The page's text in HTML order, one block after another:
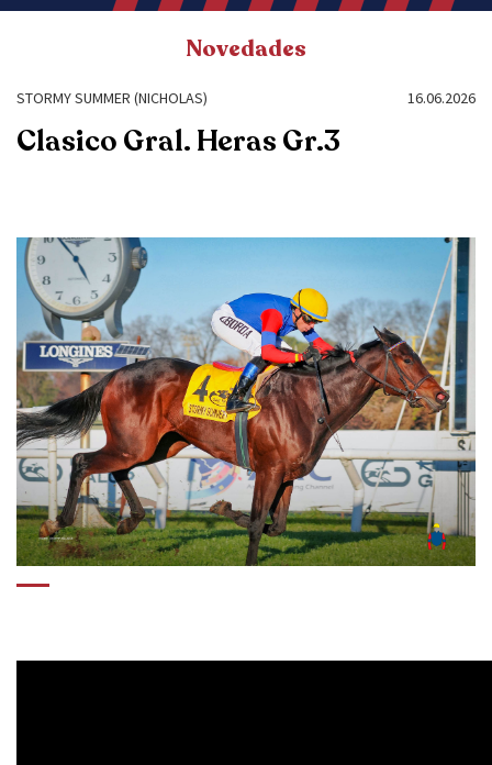
Novedades
STORMY SUMMER (NICHOLAS) 16.06.2026
Clasico Gral. Heras Gr.3